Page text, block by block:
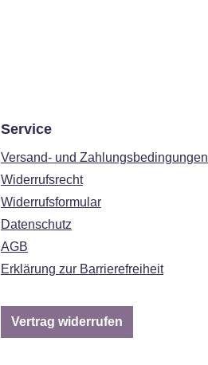
Service
Versand- und Zahlungsbedingungen
Widerrufsrecht
Widerrufsformular
Datenschutz
AGB
Erklärung zur Barrierefreiheit
Vertrag widerrufen